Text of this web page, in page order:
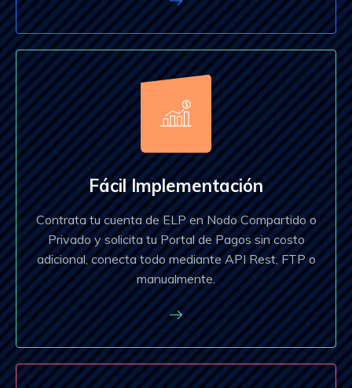
Fácil Implementación
Contrata tu cuenta de ELP en Nodo Compartido o
Privado y solicita tu Portal de Pagos sin costo
adicional, conecta todo mediante API Rest, FTP o
manualmente.